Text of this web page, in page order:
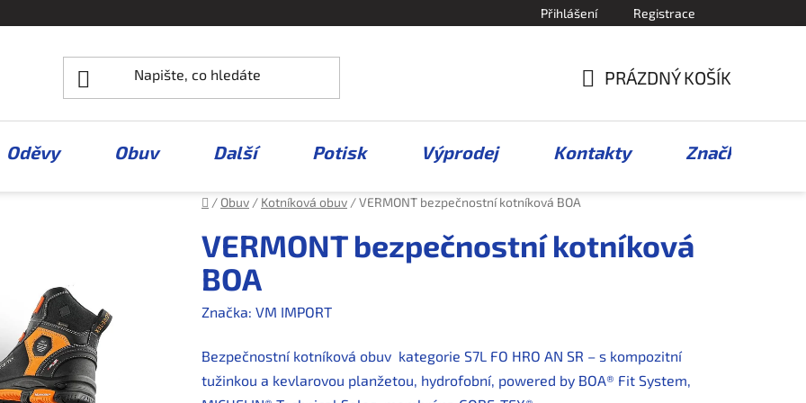
Přihlášení Registrace
KOŠÍK
PRÁZDNÝ KOŠÍK
Oděvy Obuv Další Potisk Výprodej Kontakty Značky
Domů
/ Obuv / Kotníková obuv /VERMONT bezpečnostní kotníková BOA
VERMONT bezpečnostní kotníková
BOA
Značka: VM IMPORT
Bezpečnostní kotníková obuv kategorie S7L FO HRO AN SR – s kompozitní
tužinkou a kevlarovou planžetou, hydrofobní, powered by BOA® Fit System,